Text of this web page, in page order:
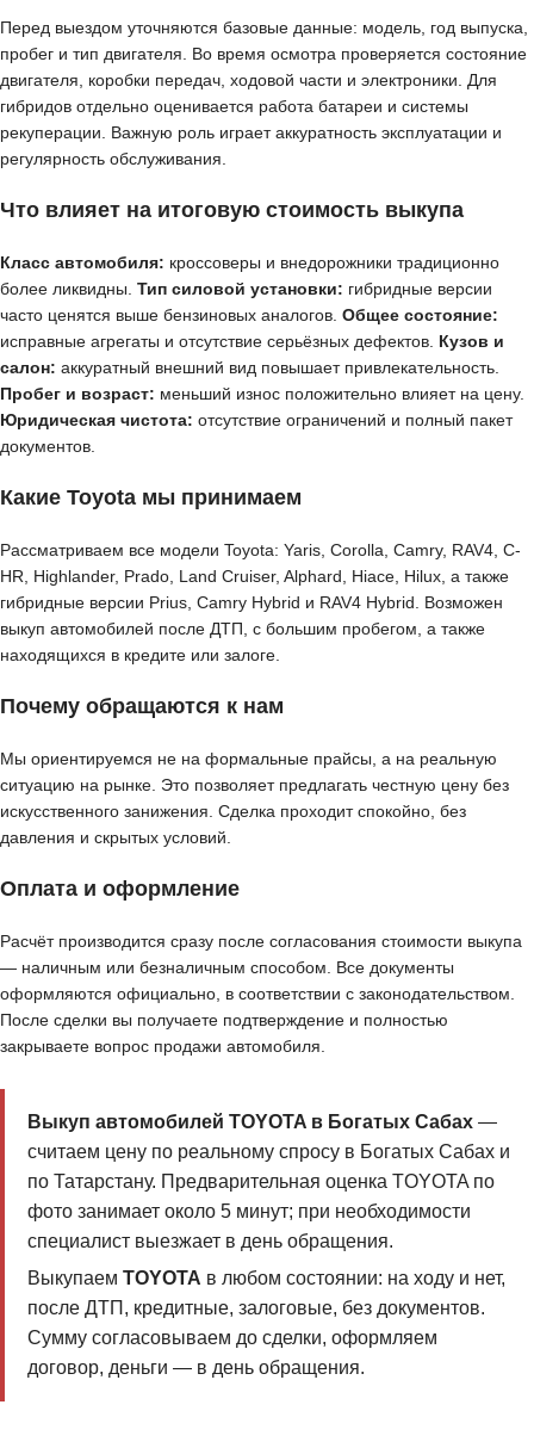
Перед выездом уточняются базовые данные: модель, год выпуска,
пробег и тип двигателя. Во время осмотра проверяется состояние
двигателя, коробки передач, ходовой части и электроники. Для
гибридов отдельно оценивается работа батареи и системы
рекуперации. Важную роль играет аккуратность эксплуатации и
регулярность обслуживания.
Что влияет на итоговую стоимость выкупа
Класс автомобиля: кроссоверы и внедорожники традиционно
более ликвидны. Тип силовой установки: гибридные версии
часто ценятся выше бензиновых аналогов. Общее состояние:
исправные агрегаты и отсутствие серьёзных дефектов. Кузов и
салон: аккуратный внешний вид повышает привлекательность.
Пробег и возраст: меньший износ положительно влияет на цену.
Юридическая чистота: отсутствие ограничений и полный пакет
документов.
Какие Toyota мы принимаем
Рассматриваем все модели Toyota: Yaris, Corolla, Camry, RAV4, C-
HR, Highlander, Prado, Land Cruiser, Alphard, Hiace, Hilux, а также
гибридные версии Prius, Camry Hybrid и RAV4 Hybrid. Возможен
выкуп автомобилей после ДТП, с большим пробегом, а также
находящихся в кредите или залоге.
Почему обращаются к нам
Мы ориентируемся не на формальные прайсы, а на реальную
ситуацию на рынке. Это позволяет предлагать честную цену без
искусственного занижения. Сделка проходит спокойно, без
давления и скрытых условий.
Оплата и оформление
Расчёт производится сразу после согласования стоимости выкупа
— наличным или безналичным способом. Все документы
оформляются официально, в соответствии с законодательством.
После сделки вы получаете подтверждение и полностью
закрываете вопрос продажи автомобиля.
Выкуп автомобилей TOYOTA в Богатых Сабах—
считаем цену по реальному спросу в Богатых Сабах и
по Татарстану. Предварительная оценка TOYOTA по
фото занимает около 5 минут; при необходимости
специалист выезжает в день обращения.
Выкупаем TOYOTA в любом состоянии: на ходу и нет,
после ДТП, кредитные, залоговые, без документов.
Сумму согласовываем до сделки, оформляем
договор, деньги — в день обращения.